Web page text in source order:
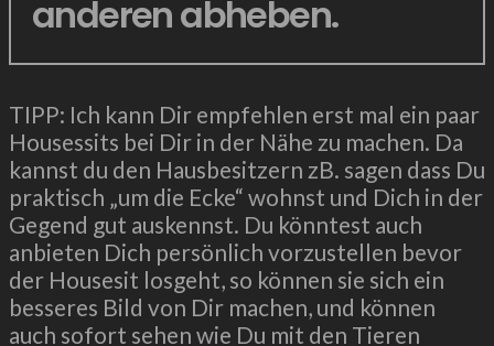
anderen abheben.
TIPP: Ich kann Dir empfehlen erst mal ein paar
Housessits bei Dir in der Nähe zu machen. Da
kannst du den Hausbesitzern zB. sagen dass Du
praktisch „um die Ecke“ wohnst und Dich in der
Gegend gut auskennst. Du könntest auch
anbieten Dich persönlich vorzustellen bevor
der Housesit losgeht, so können sie sich ein
besseres Bild von Dir machen, und können
auch sofort sehen wie Du mit den Tieren